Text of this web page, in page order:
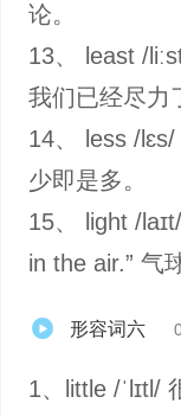
论。
13、 least /
我们已经尽力
14、 less /
少即是多。
15、 light /
in the air.” 气
形容词六
1、little /ˈlɪtl/